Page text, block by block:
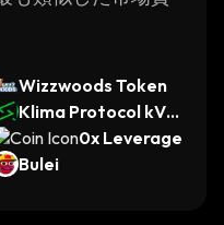
Wizzwoods Token
Klima Protocol kVC
M
0x Leverage
Bulei